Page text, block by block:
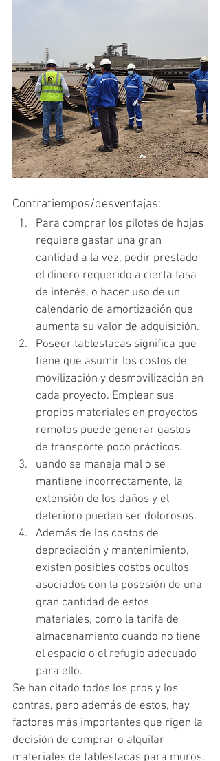
Contratiempos/desventajas:
Para comprar los pilotes de hojas
requiere gastar una gran
cantidad a la vez, pedir prestado
el dinero requerido a cierta tasa
de interés, o hacer uso de un
calendario de amortización que
aumenta su valor de adquisición.
Poseer tablestacas significa que
tiene que asumir los costos de
movilización y desmovilización en
cada proyecto. Emplear sus
propios materiales en proyectos
remotos puede generar gastos
de transporte poco prácticos.
uando se maneja mal o se
mantiene incorrectamente, la
extensión de los daños y el
deterioro pueden ser dolorosos.
Además de los costos de
depreciación y mantenimiento,
existen posibles costos ocultos
asociados con la posesión de una
gran cantidad de estos
materiales, como la tarifa de
almacenamiento cuando no tiene
el espacio o el refugio adecuado
para ello.
Se han citado todos los pros y los
contras, pero además de estos, hay
factores más importantes que rigen la
decisión de comprar o alquilar
materiales de tablestacas para muros.